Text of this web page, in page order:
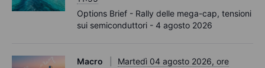
Options Brief - Rally delle mega-cap, tensioni
sui semiconduttori - 4 agosto 2026
Macro Martedì 04 agosto 2026, ore